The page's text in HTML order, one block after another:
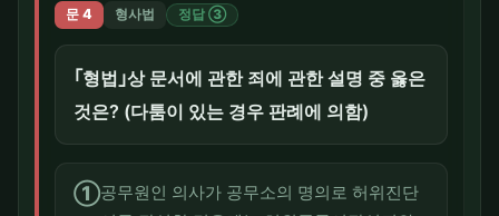
문 4 형사법 정답 ③
｢형법｣상 문서에 관한 죄에 관한 설명 중 옳은
것은? (다툼이 있는 경우 판례에 의함)
①공무원인 의사가 공무소의 명의로 허위진단